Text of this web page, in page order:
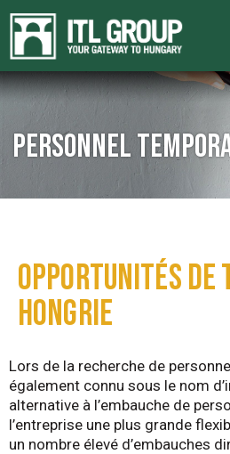
Personnel
OPPORTUNITÉS DE
HONGRIE
Lors de la recherche de
également connu sous le nom
alternative à l’embauche de
l’entreprise une plus grande
un nombre élevé d’embauches